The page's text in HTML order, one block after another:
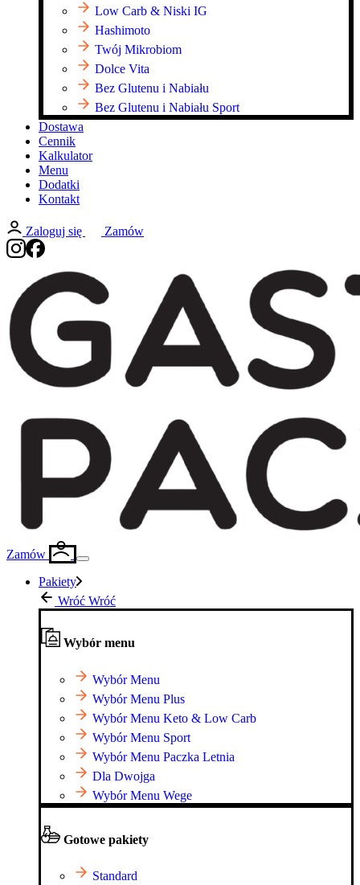
Low Carb & Niski IG
Hashimoto
Twój Mikrobiom
Dolce Vita
Bez Glutenu i Nabiału
Bez Glutenu i Nabiału Sport
Dostawa
Cennik
Kalkulator
Menu
Dodatki
Kontakt
Zaloguj się Zamów
Zamów
Pakiety
Wróć Wróć
Wybór menu
Wybór Menu
Wybór Menu Plus
Wybór Menu Keto & Low Carb
Wybór Menu Sport
Wybór Menu Paczka Letnia
Dla Dwojga
Wybór Menu Wege
Gotowe pakiety
Standard